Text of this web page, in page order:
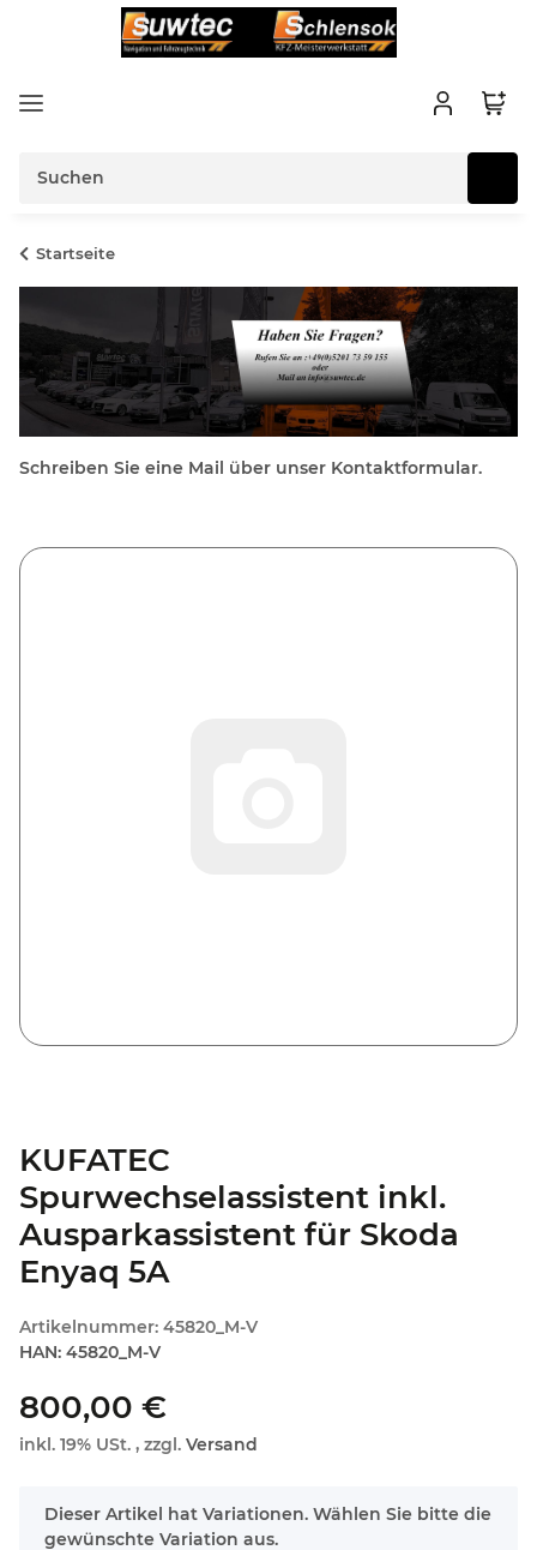
Startseite
Schreiben Sie eine Mail über unser Kontaktformular.
KUFATEC
Spurwechselassistent inkl.
Ausparkassistent für Skoda
Enyaq 5A
Artikelnummer: 45820_M-V
HAN: 45820_M-V
800,00 €
inkl. 19% USt. , zzgl. Versand
x
Dieser Artikel hat Variationen. Wählen Sie bitte die
gewünschte Variation aus.